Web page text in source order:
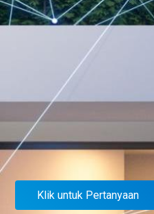
Klik untuk Pertanyaan